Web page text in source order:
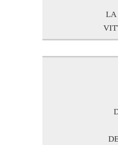
la